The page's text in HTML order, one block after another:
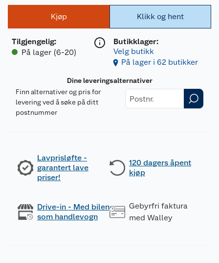
Kjøp
Tilgjengelig:
På lager (6-20)
Klikk og hent
Butikklager:
Velg butikk
På lager i 62 butikker
Dine leveringsalternativer
Finn alternativer og pris for
levering ved å søke på ditt
postnummer
Lavprisløfte -
garantert lave
priser!
120 dagers åpent
kjøp
Drive-in - Med bilen
som handlevogn
Gebyrfri faktura
med Walley